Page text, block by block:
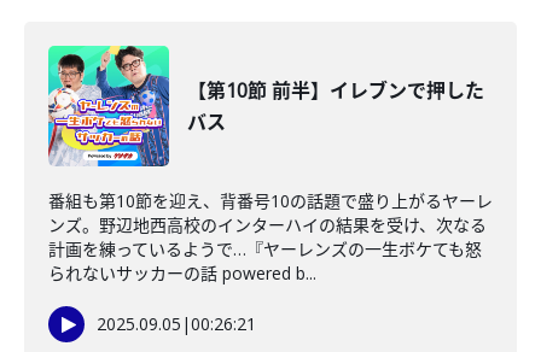
【第10節 前半】イレブンで押した
バス
番組も第10節を迎え、背番号10の話題で盛り上がるヤーレ
ンズ。野辺地西高校のインターハイの結果を受け、次なる
計画を練っているようで…『ヤーレンズの一生ボケても怒
られないサッカーの話 powered b...
2025.09.05 |00:26:21